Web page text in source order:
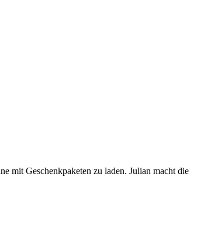
mit Geschenkpaketen zu laden. Julian macht die